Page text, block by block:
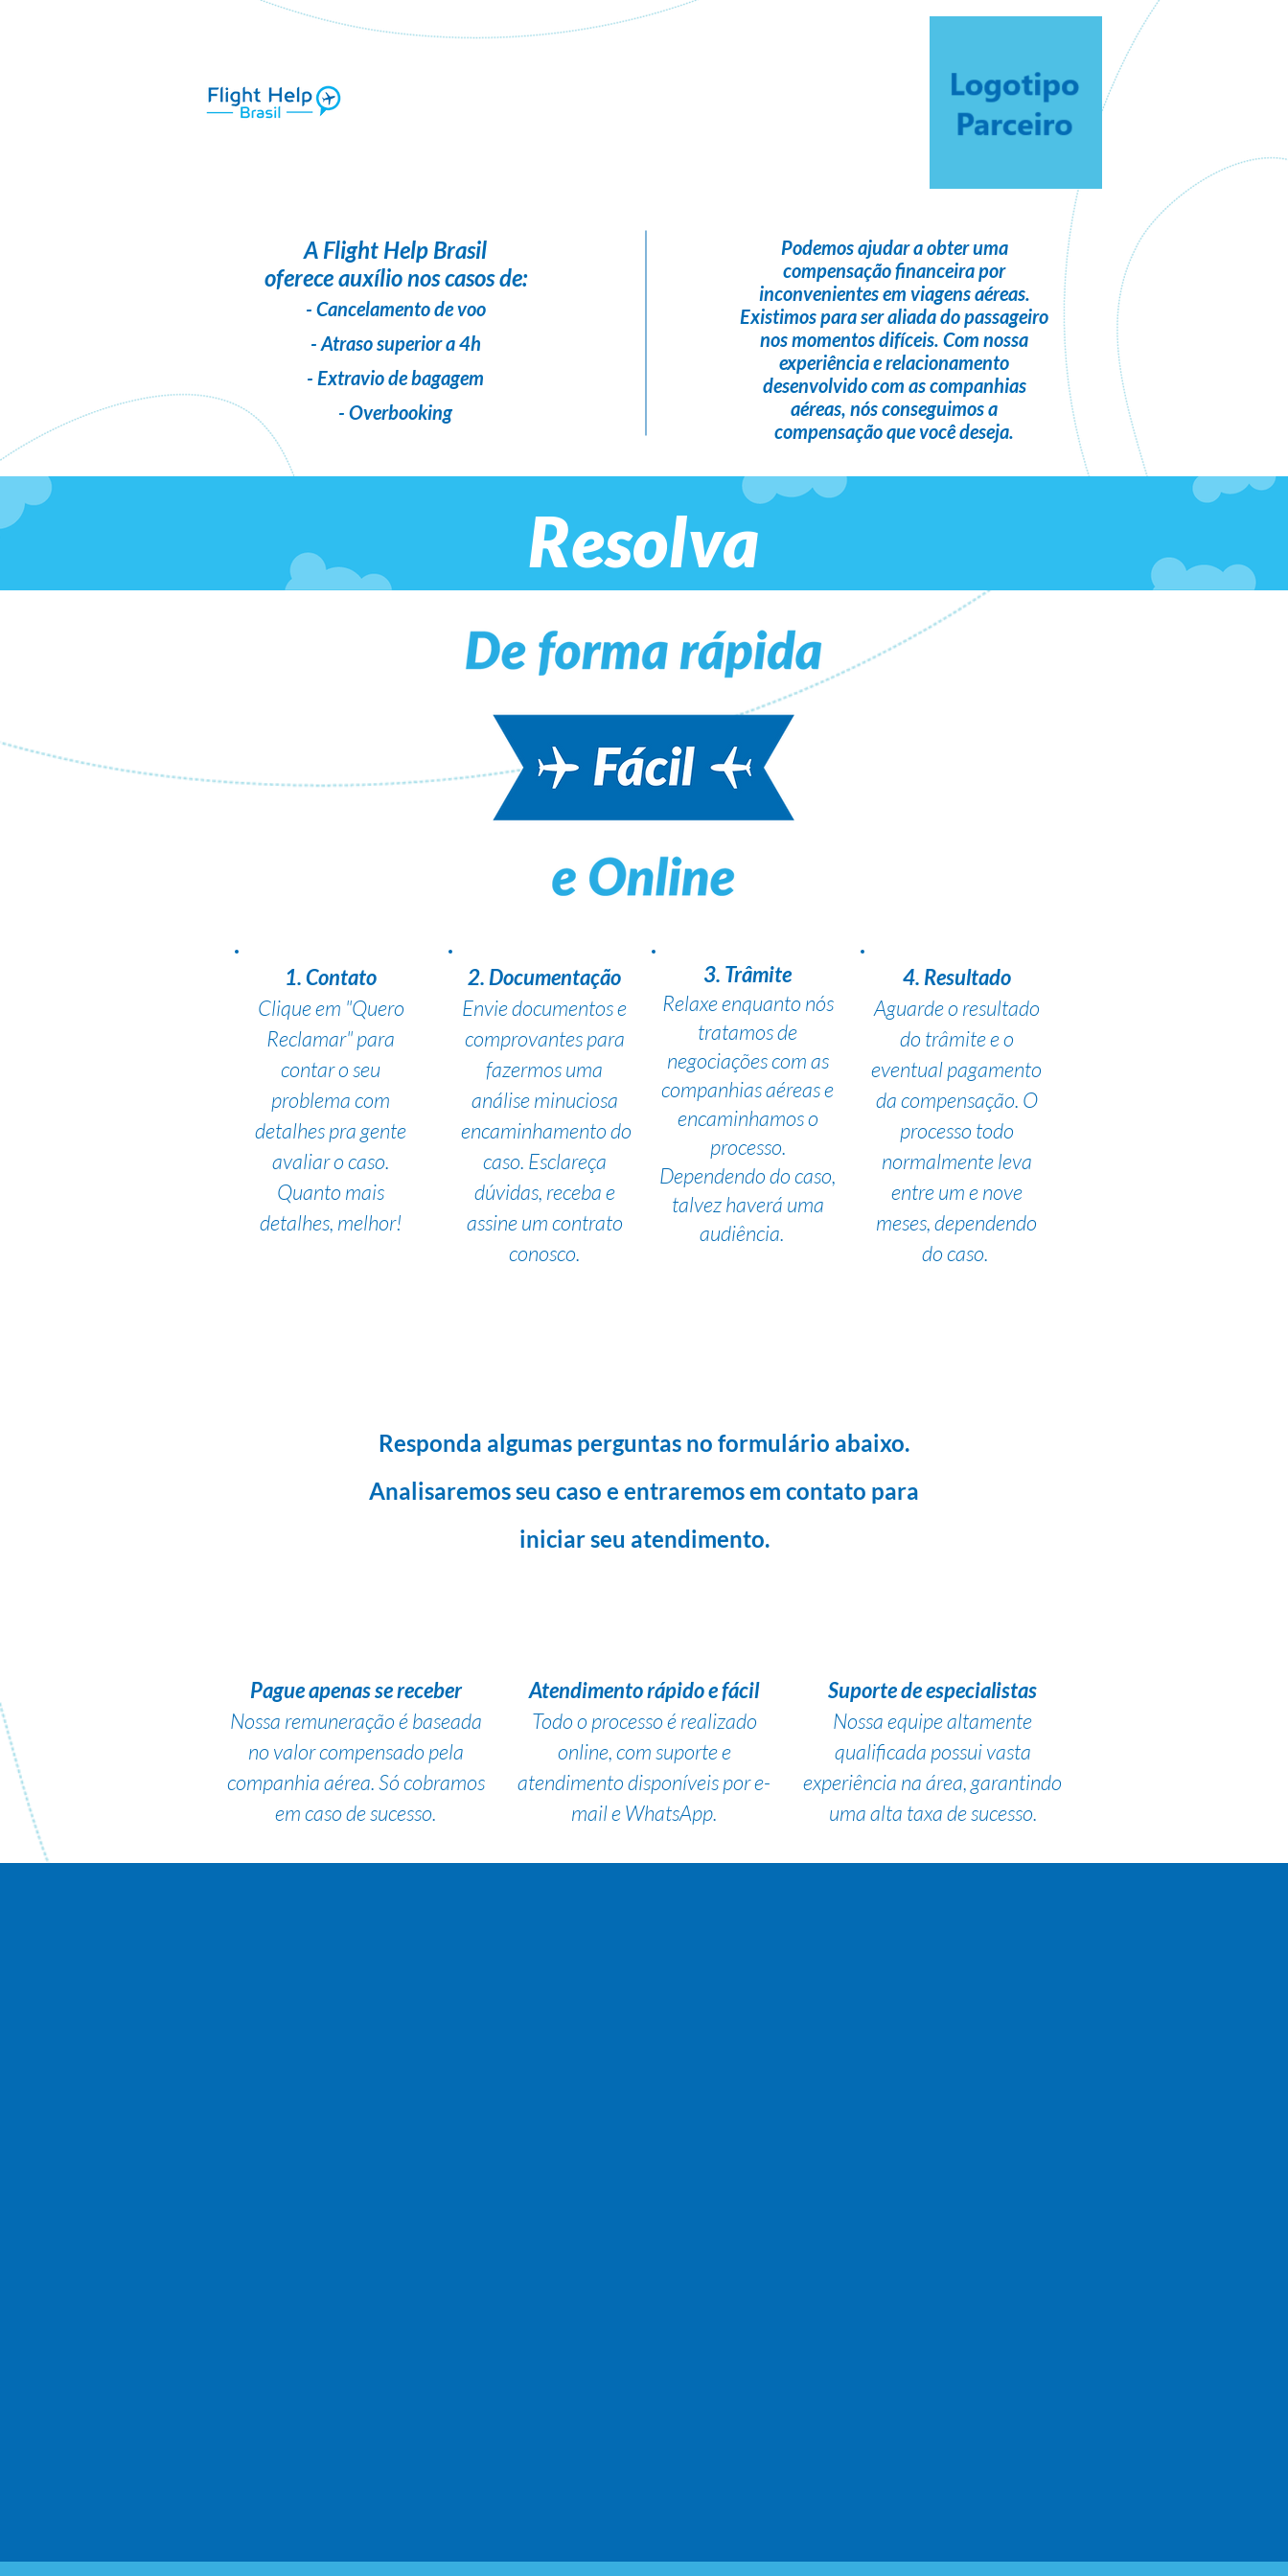
A Flight Help Brasil
oferece auxílio nos casos de:
- Cancelamento de voo
- Atraso superior a 4h
- Extravio de bagagem
- Overbooking
Podemos ajudar a obter uma
compensação financeirapor
inconvenientes em viagens aéreas.
Existimos para seraliada do passageiro
nos momentos difíceis. Com nossa
experiência e relacionamento
desenvolvido com as companhias
aéreas, nós conseguimos a
compensação que você deseja.
Resolva
1. Contato
Clique em "Quero
Reclamar" para
contar o seu
problema com
detalhes pra gente
avaliar o caso.
Quanto mais
detalhes, melhor!
2. Documentação
Envie documentos e
comprovantes para
fazermos uma
análise minuciosa
encaminhamento do
caso. Esclareça
dúvidas, receba e
assine um contrato
conosco.
3. Trâmite
Relaxe enquanto nós
tratamos de
negociações com as
companhias aéreas e
encaminhamos o
processo.
Dependendo do caso,
talvez haverá uma
audiência.
4. Resultado
Aguarde o resultado
do trâmite e o
eventual pagamento
da compensação. O
processo todo
normalmente leva
entre um e nove
meses, dependendo
do caso.
Responda algumas perguntas no formulário abaixo.
Analisaremos seu caso e entraremos em contato para
iniciar seu atendimento.
Pague apenas se receber
Nossa remuneração é baseada
no valor compensado pela
companhia aérea. Só cobramos
em caso de sucesso.
Atendimento rápido e fácil
Todo o processo é realizado
online, com suporte e
atendimento disponíveis por e-
mail e WhatsApp.
Suporte de especialistas
Nossa equipe altamente
qualificada possui vasta
experiência na área, garantindo
uma alta taxa de sucesso.